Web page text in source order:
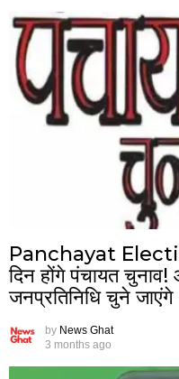
Panchayat
दिन होंगे पंचायत
जनप्रतिनिधि चुने जाएंगे
by News Ghat
3 months ago